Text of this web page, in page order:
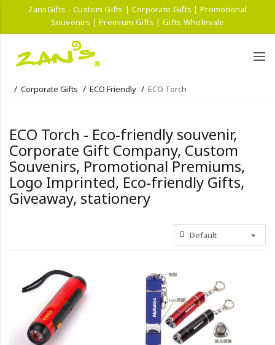
ZansGifts - Custom Gifts | Corporate Gifts | Promotional
Souvenirs | Premium Gifts | Gifts Wholesale
Corporate Gifts ECO Friendly ECO Torch
ECO Torch - Eco-friendly souvenir,
Corporate Gift Company, Custom
Souvenirs, Promotional Premiums,
Logo Imprinted, Eco-friendly Gifts,
Giveaway, stationery